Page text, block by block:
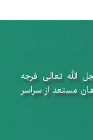
تعالی فرجه
دانش پژوهان​​​​​​​ مستعد از سراسر